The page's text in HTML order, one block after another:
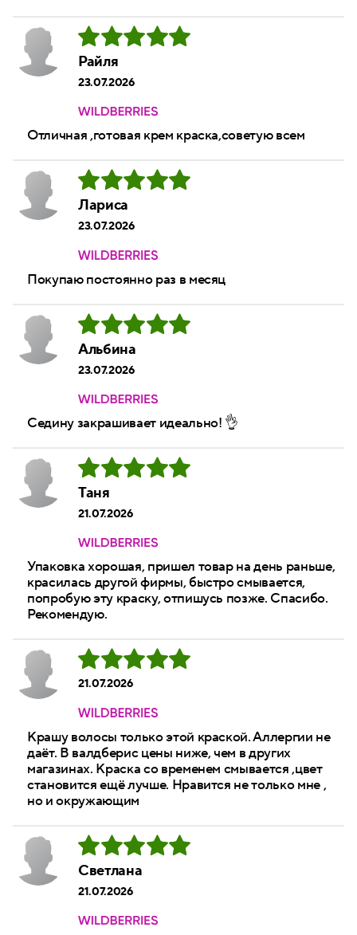
Райля
23.07.2026
Отличная ,готовая крем краска,советую всем
Лариса
23.07.2026
Покупаю постоянно раз в месяц
Альбина
23.07.2026
Седину закрашивает идеально! 👌
Таня
21.07.2026
Упаковка хорошая, пришел товар на день раньше,
красилась другой фирмы, быстро смывается,
попробую эту краску, отпишусь позже. Спасибо.
Рекомендую.
21.07.2026
Крашу волосы только этой краской. Аллергии не
даёт. В валдберис цены ниже, чем в других
магазинах. Краска со временем смывается ,цвет
становится ещё лучше. Нравится не только мне ,
но и окружающим
Светлана
21.07.2026